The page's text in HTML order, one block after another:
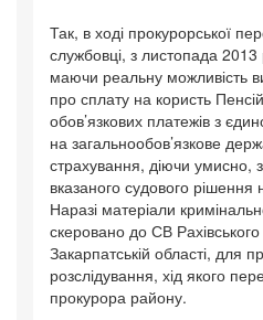
Так, в ході прокурорської
службовці, з листопада 2013
маючи реальну можливість
про сплату на користь
обов’язкових платежів з
на загальнообов’язкове
страхування, діючи умисно,
вказаного судового рішення
Наразі матеріали
скеровано до СВ
Закарпатській області, для
розслідування, хід якого
прокурора району.